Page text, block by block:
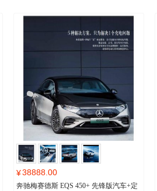
¥38888.00
奔驰梅赛德斯 EQS 450+ 先锋版汽车+定